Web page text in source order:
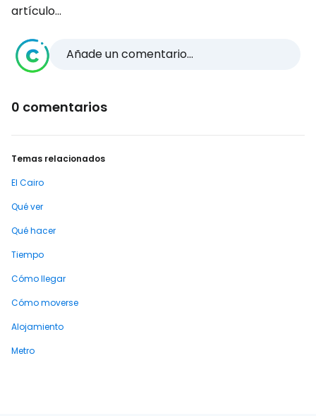
artículo...
Añade un comentario...
0 comentarios
Temas relacionados
El Cairo
Qué ver
Qué hacer
Tiempo
Cómo llegar
Cómo moverse
Alojamiento
Metro